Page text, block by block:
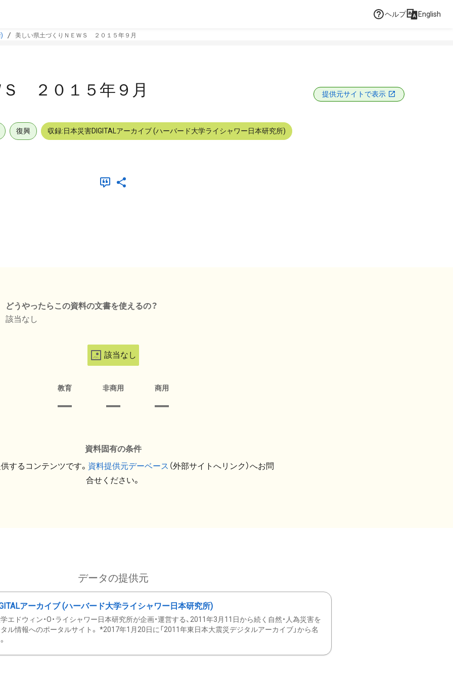
ヘルプ English
美しい県土づくりＮＥＷＳ ２０１５年９月
２０１５年９月 提供元サイトで表示
復興 収録:日本災害DIGITALアーカイブ (ハーバード大学ライシャワー日本研究所)
どうやったらこの資料の文書を使えるの？
該当なし
該当なし
教育 非商用 商用
資料固有の条件
するコンテンツです。 資料提供元デーベース （外部サイトへリンク）へお問
合せください。
データの提供元
アーカイブ (ハーバード大学ライシャワー日本研究所)
エドウィン・O・ライシャワー日本研究所が企画・運営する、2011年3月11日から続く自然・人為災害を
ル情報へのポータルサイト。 *2017年1月20日に「2011年東日本大震災デジタルアーカイブ」から名